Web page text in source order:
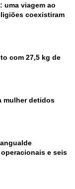
uma viagem ao
coexistiram
com 27,5 kg de
mulher detidos
e seis